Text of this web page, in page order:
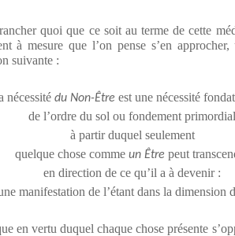
quoi que ce soit au terme de cette
à mesure que l’on pense s’en
suivante :
nécessité du Non-Être est une nécessité
de l’ordre du sol ou fondement primordial
à partir duquel seulement
quelque chose comme un Être peut
en direction de ce qu’il a à devenir :
manifestation de l’étant dans la dimension
en vertu duquel chaque chose présente